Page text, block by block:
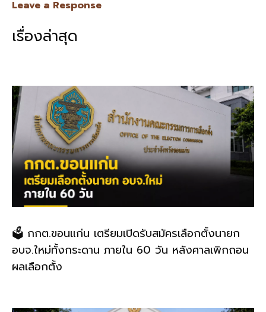
k
Leave a Response
เรื่องล่าสุด
🗳️ กกต.ขอนแก่น เตรียมเปิดรับสมัครเลือกตั้งนายก
อบจ.ใหม่ทั้งกระดาน ภายใน 60 วัน หลังศาลเพิกถอน
ผลเลือกตั้ง